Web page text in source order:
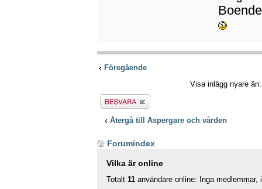
Föregående
Visa inlägg nyare
Besvara
Återgå till Aspergare och vården
Forumindex
Vilka är online
Totalt 11 användare online: Inga